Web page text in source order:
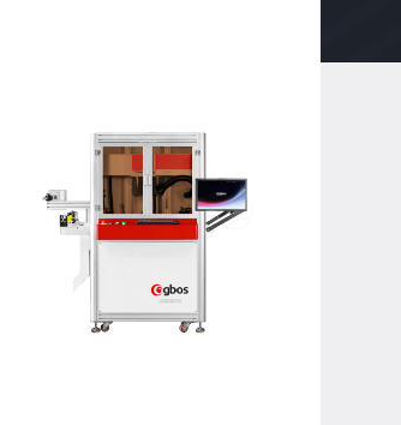
나이프 디
재료를 커팅할 수 있습니
위한 AI SCCD 비전스캔 시
합하여 생산성을 높입니
프, 메쉬 갑피, 신발 승화